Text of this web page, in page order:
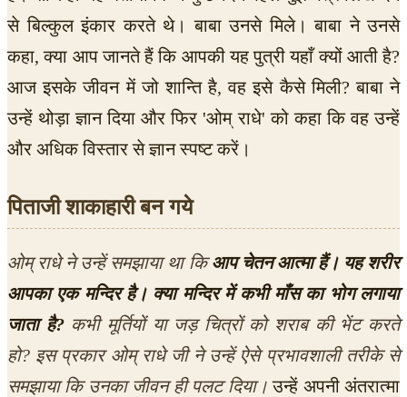
से बिल्कुल इंकार करते थे। बाबा उनसे मिले। बाबा ने उनसे
कहा, क्या आप जानते हैं कि आपकी यह पुत्री यहाँ क्यों आती है?
आज इसके जीवन में जो शान्ति है, वह इसे कैसे मिली? बाबा ने
उन्हें थोड़ा ज्ञान दिया और फिर 'ओम् राधे' को कहा कि वह उन्हें
और अधिक विस्तार से ज्ञान स्पष्ट करें।
पिताजी शाकाहारी बन गये
ओम् राधे ने उन्हें समझाया था किआप चेतन आत्मा हैं। यह शरीर
आपका एक मन्दिर है। क्या मन्दिर में कभी माँस का भोग लगाया
जाता है? कभी मूर्तियों या जड़ चित्रों को शराब की भेंट करते
हो? इस प्रकार ओम् राधे जी ने उन्हें ऐसे प्रभावशाली तरीके से
समझाया कि उनका जीवन ही पलट दिया।उन्हें अपनी अंतरात्मा